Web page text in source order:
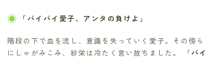
「バイバイ愛子、アンタの負けよ」
階段の下で血を流し、意識を失っていく愛子。その傍ら
にしゃがみこみ、紗栄は冷たく言い放ちました。 「バイ